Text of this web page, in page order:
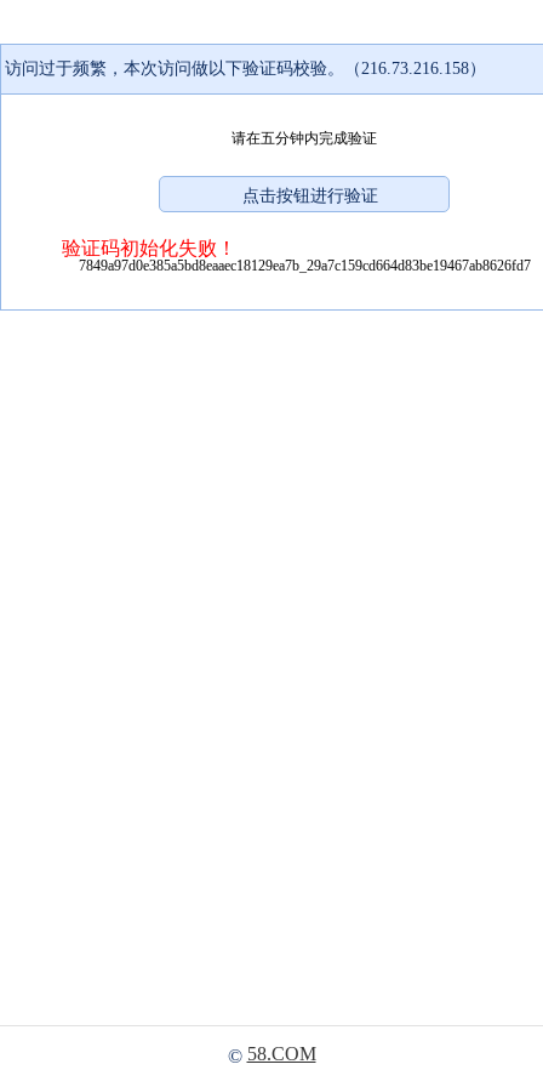
访问过于频繁，本次访问做以下验证码校验。（216.73.216.158）
请在五分钟内完成验证
验证码初始化失败！
7849a97d0e385a5bd8eaaec18129ea7b_29a7c159cd664d83be19467ab8626fd7
© 58.COM